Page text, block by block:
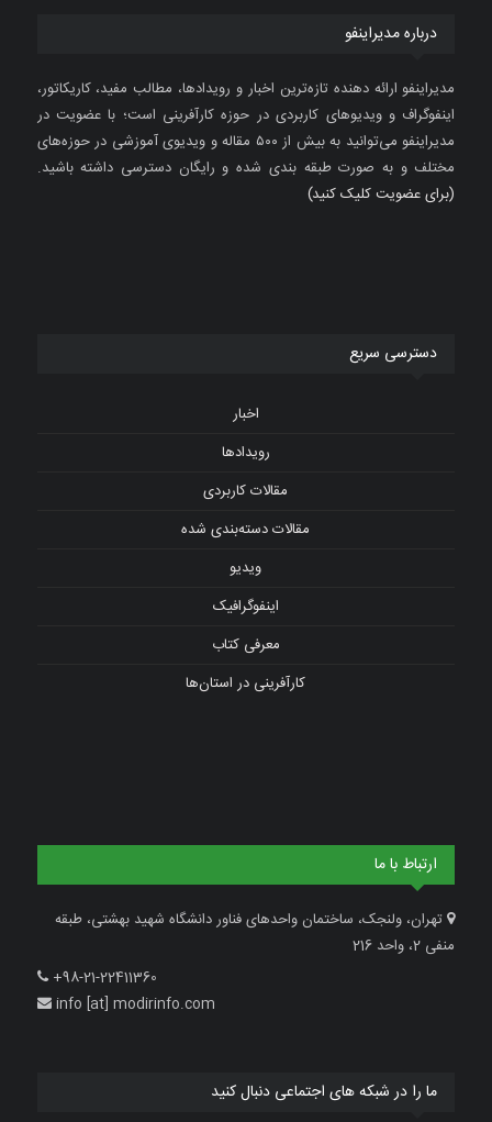
درباره مدیراینفو
مدیراینفو ارائه دهنده تازه‌ترین اخبار و رویدادها، مطالب مفید، کاریکاتور،
اینفوگراف و ویدیوهای کاربردی در حوزه کارآفرینی است؛ با عضویت در
مدیراینفو می‌توانید به بیش از ۵۰۰ مقاله و ویدیوی آموزشی در حوزه‌های
مختلف و به صورت طبقه بندی شده و رایگان دسترسی داشته باشید.
(برای عضویت کلیک کنید)
دسترسی سریع
اخبار
رویدادها
مقالات کاربردی
مقالات دسته‌بندی شده
ویدیو
اینفوگرافیک
معرفی کتاب
کارآفرینی در استان‌ها
ارتباط با ما
تهران، ولنجک، ساختمان واحدهای فناور دانشگاه شهید بهشتی، طبقه
منفی 2، واحد 216
+98-21-22411360
info [at] modirinfo.com
ما را در شبکه های اجتماعی دنبال کنید